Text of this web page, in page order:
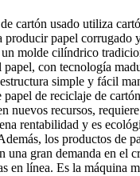
cartón usado utiliza
producir papel corrugado
molde cilíndrico
con tecnología
simple y fácil
de reciclaje de
nuevos recursos,
rentabilidad y es
los productos de
una gran demanda en el
en línea. Es la máquina